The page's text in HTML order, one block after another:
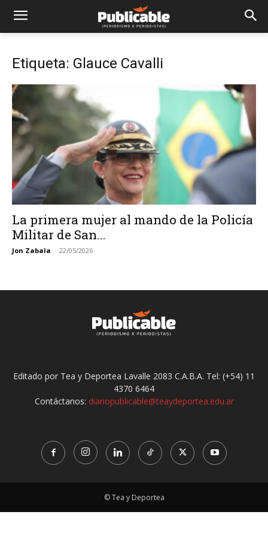
Etiqueta: Glauce Cavalli
La primera mujer al mando de la Policía
Militar de San...
Jon Zabala - 22/05/2026
Editado por Tea y Deportea Lavalle 2083 C.A.B.A. Tel: (+54) 11
4370 6464
Contáctanos: diariopublicable@teaydeportea.edu.ar
© Tea y Deportea